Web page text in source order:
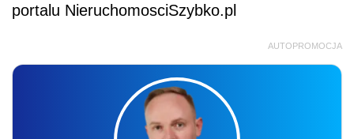
portalu NieruchomosciSzybko.pl
AUTOPROMOCJA